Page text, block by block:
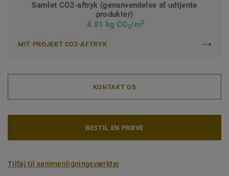
Samlet CO2-aftryk (genanvendelse af udtjente
produkter)
4.81 kg CO2/m2
MIT PROJEKT CO2-AFTRYK
KONTAKT OS
BESTIL EN PRØVE
Tilføj til sammenligningsværktøj